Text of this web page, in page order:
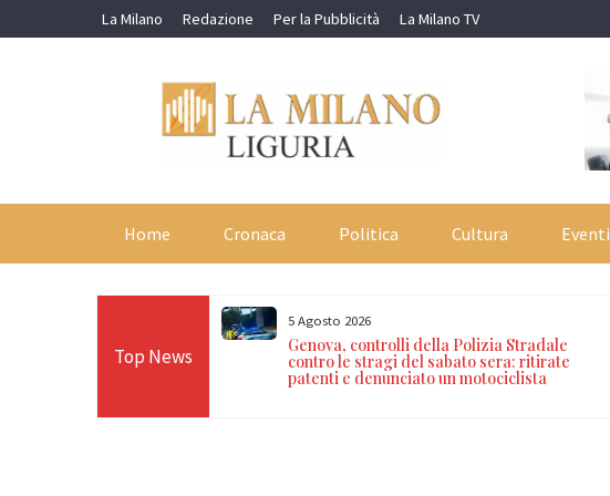
to
La Milano Redazione Per la Pubblicità La Milano TV
Home Cronaca Politica Cultura Eventi
Top News
nei vicoli: denunciati un
con hashish e
5 Agosto 2026
Genova, controlli della Polizia Stradale
contro le stragi del sabato sera: ritirate
patenti e denunciato un motociclista